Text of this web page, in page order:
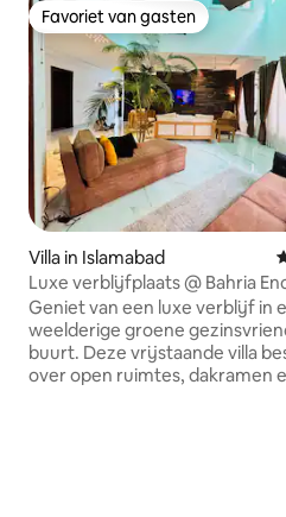
Favoriet van gasten
Favoriet van gasten
Villa in Islamabad
Luxe verblijfplaats @ Bahria
Geniet van een luxe verblijf in
weelderige groene
buurt. Deze vrijstaande villa
over open ruimtes, dakramen